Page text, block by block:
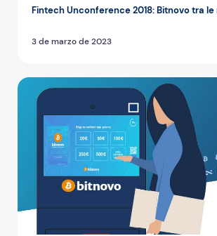
Fintech Unconference 2018: Bitnovo tra
3 de marzo de 2023
Benefici di avere un ATM di bitcoin e